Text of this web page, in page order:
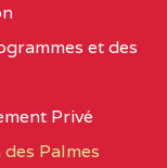
BP
et des
Privé
Palmes